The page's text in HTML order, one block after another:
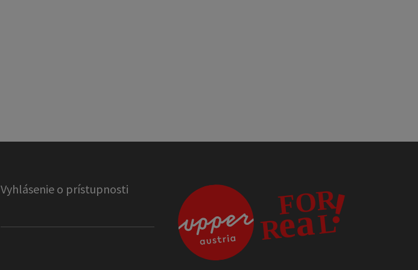
Vyhlásenie o prístupnosti